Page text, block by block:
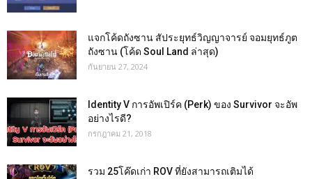
แจกโค้ดถังซาน สัประยุทธ์วิญญาจารย์ จอมยุทธ์ภูต
ถังซาน (โค้ด Soul Land ล่าสุด)
กันยายน 27, 2024
Identity V การอัพเปิร์ค (Perk) ของ Survivor จะอัพ
อย่างไรดี?
กรกฎาคม 21, 2018
รวม 25โค๊ดเก่า ROV ที่ยังสามารถเติมได้